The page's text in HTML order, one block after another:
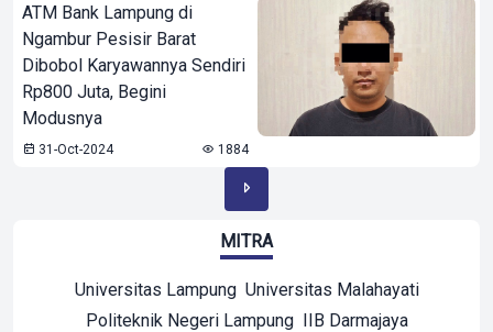
ATM Bank Lampung di
Ngambur Pesisir Barat
Dibobol Karyawannya Sendiri
Rp800 Juta, Begini
Modusnya
31-Oct-2024 1884
MITRA
Universitas Lampung Universitas Malahayati
Politeknik Negeri Lampung IIB Darmajaya